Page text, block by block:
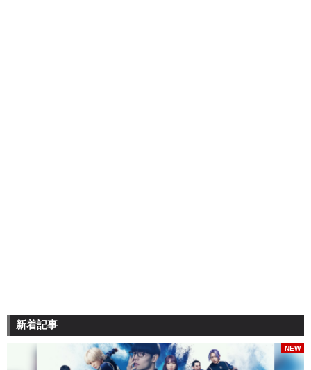
新着記事
NEW